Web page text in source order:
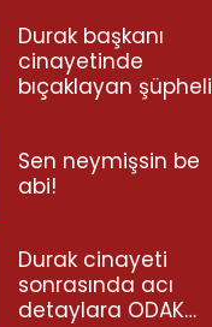
neler dedi?
Durak başkanı
cinayetinde
bıçaklayan şüpheli
Sen neymişsin be
abi!
Durak cinayeti
sonrasında acı
detaylara ODAK